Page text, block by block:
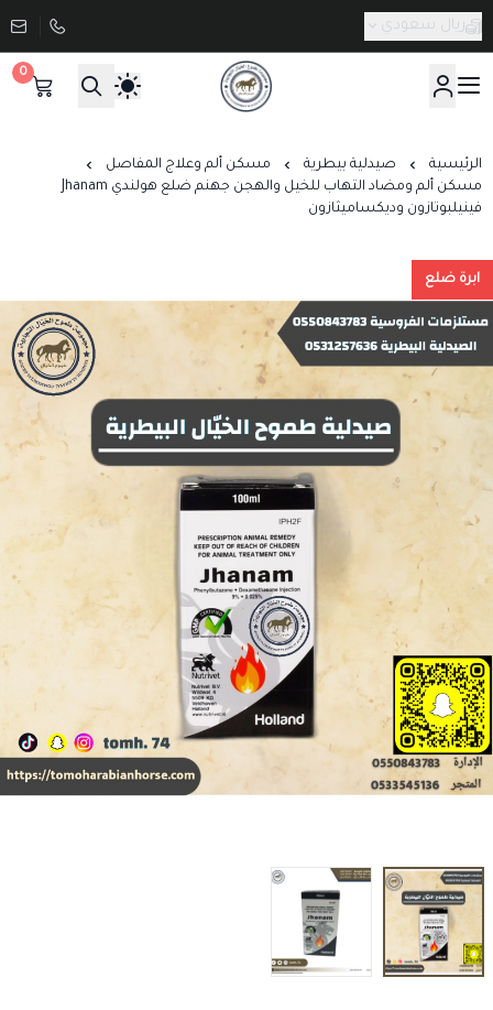
ريال سعودي
صيدلية طموح الخيال البيطرية
0
الرئيسية صيدلية بيطرية
مسكن ألم وعلاج المفاصل
مسكن ألم ومضاد التهاب للخيل والهجن جهنم ضلع هولندي Jhanam
فينيلبوتازون وديكساميثازون
ابرة ضلع